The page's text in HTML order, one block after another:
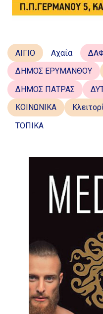
ΑΙΓΙΟ Αχαΐα
ΔΗΜΟΣ ΕΡΥΜΑΝΘΟΥ
ΔΗΜΟΣ ΠΑΤΡΑΣ
ΚΟΙΝΩΝΙΚΑ
ΤΟΠΙΚΑ